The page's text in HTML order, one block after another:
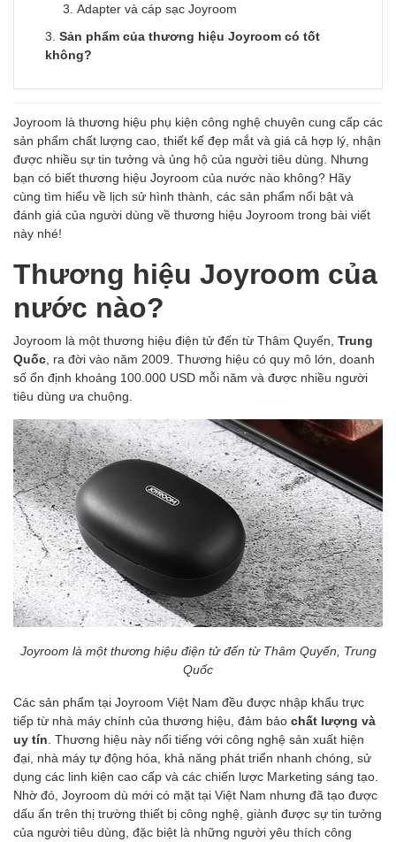
Adapter và cáp sạc Joyroom
Sản phẩm của thương hiệu Joyroom có tốt
không?
Joyroom là thương hiệu phụ kiện công nghệ chuyên cung cấp các
sản phẩm chất lượng cao, thiết kế đẹp mắt và giá cả hợp lý, nhận
được nhiều sự tin tưởng và ủng hộ của người tiêu dùng. Nhưng
bạn có biết thương hiệu Joyroom của nước nào không? Hãy
cùng tìm hiểu về lịch sử hình thành, các sản phẩm nổi bật và
đánh giá của người dùng về thương hiệu Joyroom trong bài viết
này nhé!
Thương hiệu Joyroom của
nước nào?
Joyroom là một thương hiệu điện tử đến từ Thâm Quyến, Trung
Quốc , ra đời vào năm 2009. Thương hiệu có quy mô lớn, doanh
số ổn định khoảng 100.000 USD mỗi năm và được nhiều người
tiêu dùng ưa chuộng.
Joyroom là một thương hiệu điện tử đến từ Thâm Quyến, Trung
Quốc
Các sản phẩm tại Joyroom Việt Nam đều được nhập khẩu trực
tiếp từ nhà máy chính của thương hiệu, đảm bảo chất lượng và
uy tín . Thương hiệu này nổi tiếng với công nghệ sản xuất hiện
đại, nhà máy tự động hóa, khả năng phát triển nhanh chóng, sử
dụng các linh kiện cao cấp và các chiến lược Marketing sáng tạo.
Nhờ đó, Joyroom dù mới có mặt tại Việt Nam nhưng đã tạo được
dấu ấn trên thị trường thiết bị công nghệ, giành được sự tin tưởng
của người tiêu dùng, đặc biệt là những người yêu thích công